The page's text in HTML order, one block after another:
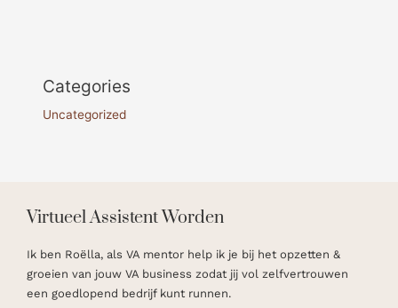
Categories
Uncategorized
Virtueel Assistent Worden
Ik ben Roëlla, als VA mentor help ik je bij het opzetten &
groeien van jouw VA business zodat jij vol zelfvertrouwen
een goedlopend bedrijf kunt runnen. ​